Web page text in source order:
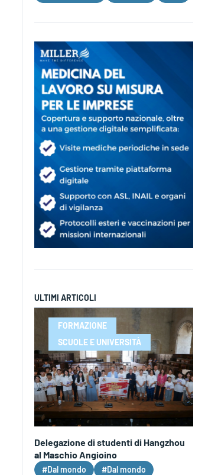
ULTIMI ARTICOLI
FORMAZIONE
SCUOLE E UNIVERSITÀ
Delegazione di studenti di Hangzhou
al Maschio Angioino
#Dal mondo
#Dal mondo